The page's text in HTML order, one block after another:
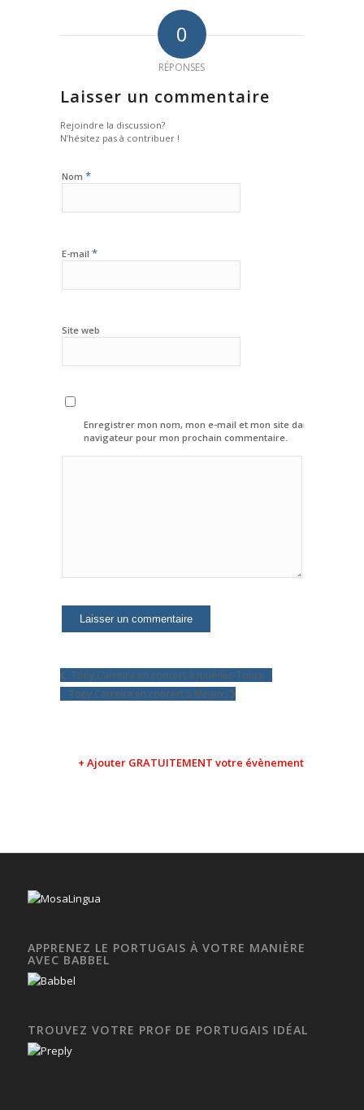
0
RÉPONSES
Laisser un commentaire
Rejoindre la discussion?
N’hésitez pas à contribuer !
Nom *
E-mail *
Site web
Enregistrer mon nom, mon e-mail et mon site dans le
navigateur pour mon prochain commentaire.
Tony Carreira en concert à Joué-lès-Tours
Tony Carreira en concert à Meaux
+ Ajouter GRATUITEMENT votre évènement
APPRENEZ LE PORTUGAIS À VOTRE MANIÈRE
AVEC BABBEL
TROUVEZ VOTRE PROF DE PORTUGAIS IDÉAL